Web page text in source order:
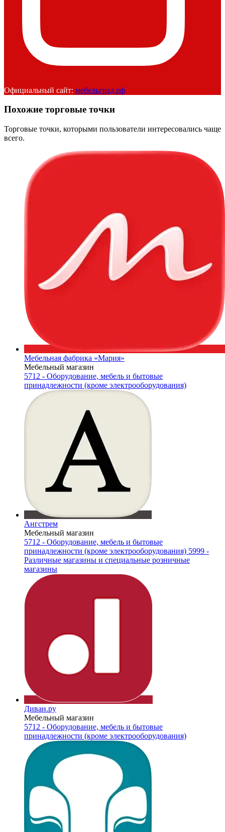
Официальный сайт: мебельград.рф
Похожие торговые точки
Торговые точки, которыми пользователи интересовались чаще
всего.
Мебельная фабрика «Мария»
Мебельный магазин
5712 - Оборудование, мебель и бытовые
принадлежности (кроме электрооборудования)
Ангстрем
Мебельный магазин
5712 - Оборудование, мебель и бытовые
принадлежности (кроме электрооборудования) 5999 -
Различные магазины и специальные розничные
магазины
Диван.ру
Мебельный магазин
5712 - Оборудование, мебель и бытовые
принадлежности (кроме электрооборудования)